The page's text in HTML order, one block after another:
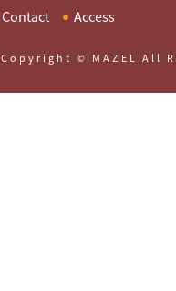
Contact
Access
Copyright © MAZEL All